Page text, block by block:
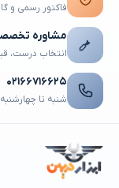
فاکتور رسمی و
مشاوره تخصصی
انتخاب درست،
۰۲۱۶۶۷۱۶۶۲۵
شنبه تا چهارشنبه ۹ تا ۱۸